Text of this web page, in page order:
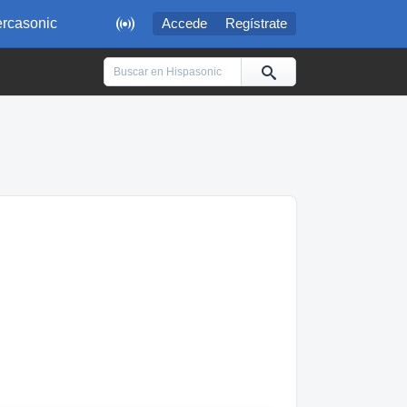
 Accede Regístrate